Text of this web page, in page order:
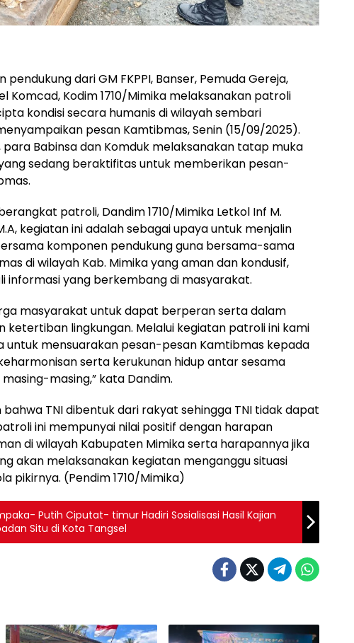
dari GM FKPPI, Banser, Pemuda Gereja,
Komcad, Kodim 1710/Mimika melaksanakan patroli
kondisi secara humanis di wilayah sembari
pesan Kamtibmas, Senin (15/09/2025).
para Babinsa dan Komduk melaksanakan tatap muka
sedang beraktifitas untuk memberikan pesan-
patroli, Dandim 1710/Mimika Letkol Inf M.
kegiatan ini adalah sebagai upaya untuk menjalin
komponen pendukung guna bersama-sama
di wilayah Kab. Mimika yang aman dan kondusif,
informasi yang berkembang di masyarakat.
masyarakat untuk dapat berperan serta dalam
lingkungan. Melalui kegiatan patroli ini kami
untuk mensuarakan pesan-pesan Kamtibmas kepada
serta kerukunan hidup antar sesama
masing,” kata Dandim.
TNI dibentuk dari rakyat sehingga TNI tidak dapat
ini mempunyai nilai positif dengan harapan
di wilayah Kabupaten Mimika serta harapannya jika
akan melaksanakan kegiatan menganggu situasi
pikirnya. (Pendim 1710/Mimika)
Putih Ciputat- timur Hadiri Sosialisasi Hasil Kajian
Situ di Kota Tangsel